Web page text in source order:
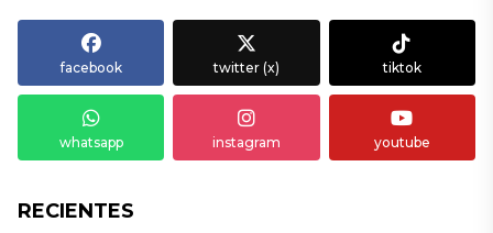
facebook twitter (x) tiktok
whatsapp instagram youtube
RECIENTES